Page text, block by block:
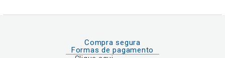
Compra segura
Formas de pagamento